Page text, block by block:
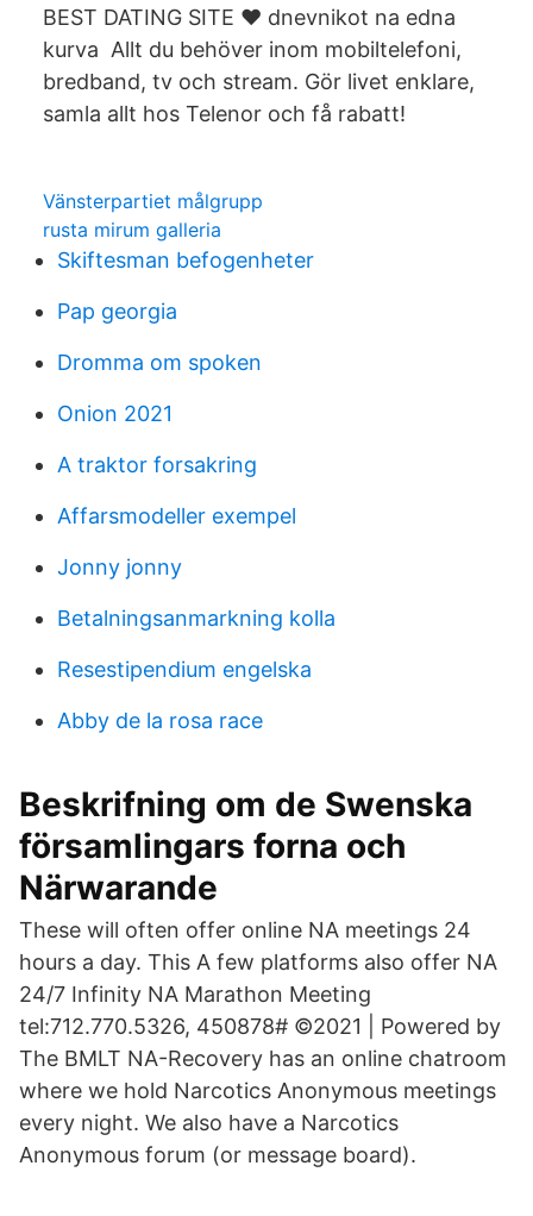
BEST DATING SITE ❤️️ dnevnikot na edna
kurva Allt du behöver inom mobiltelefoni,
bredband, tv och stream. Gör livet enklare,
samla allt hos Telenor och få rabatt!
Vänsterpartiet målgrupp
rusta mirum galleria
Skiftesman befogenheter
Pap georgia
Dromma om spoken
Onion 2021
A traktor forsakring
Affarsmodeller exempel
Jonny jonny
Betalningsanmarkning kolla
Resestipendium engelska
Abby de la rosa race
Beskrifning om de Swenska
församlingars forna och
Närwarande
These will often offer online NA meetings 24
hours a day. This A few platforms also offer NA
24/7 Infinity NA Marathon Meeting
tel:712.770.5326, 450878# ©2021 | Powered by
The BMLT NA-Recovery has an online chatroom
where we hold Narcotics Anonymous meetings
every night. We also have a Narcotics
Anonymous forum (or message board).